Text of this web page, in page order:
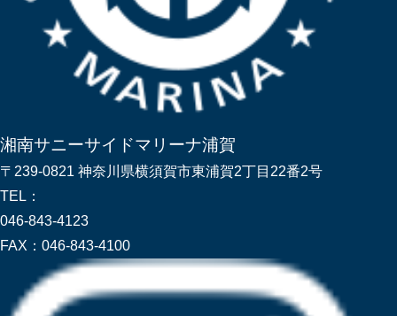
湘南サニーサイドマリーナ浦賀
〒239-0821 神奈川県横須賀市東浦賀2丁目22番2号
TEL：
046-843-4123
FAX： 046-843-4100